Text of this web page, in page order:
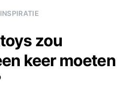
zou
keer moeten